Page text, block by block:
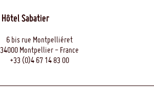
Hôtel Sabatier
6 bis rue Montpelliéret
34000 Montpellier - France
+33 (0)4 67 14 83 00